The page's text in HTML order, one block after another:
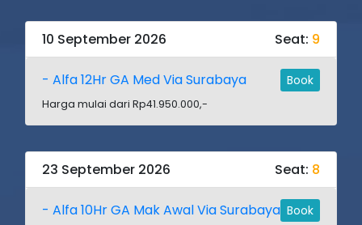
10 September 2026 Seat: 9
- Alfa 12Hr GA Med Via Surabaya Book
Harga mulai dari Rp41.950.000,-
23 September 2026 Seat: 8
- Alfa 10Hr GA Mak Awal Via Surabaya Book